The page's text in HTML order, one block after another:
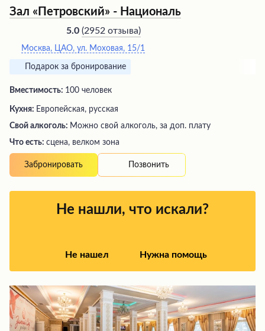
Зал «Петровский» - Националь
5.0 (2952 отзыва)
Москва, ЦАО, ул. Моховая, 15/1
Подарок за бронирование
Вместимость: 100 человек
Кухня: Европейская, русская
Свой алкоголь: Можно свой алкоголь, за доп. плату
Что есть: сцена, велком зона
Забронировать Позвонить
Не нашли, что искали?
Не нашел Нужна помощь